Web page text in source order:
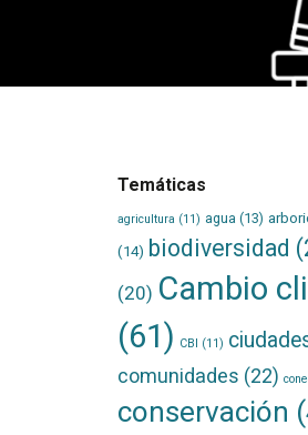
Temáticas
agricultura (11) agua (13)
(14) biodiversidad
(20) Cambio
(61) CBI (11)
comunidades (22)
conservación